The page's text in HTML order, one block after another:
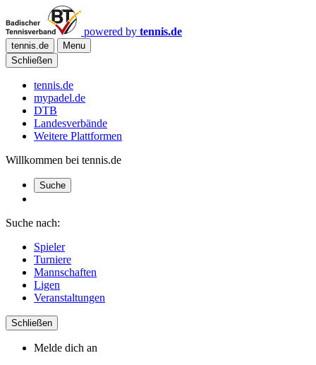
powered by tennis.de
tennis.de
Menu
Schließen
tennis.de
mypadel.de
DTB
Landesverbände
Weitere Plattformen
Willkommen bei tennis.de
Suche
Suche nach:
Spieler
Turniere
Mannschaften
Ligen
Veranstaltungen
Schließen
Melde dich an